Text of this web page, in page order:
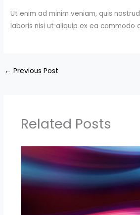
Ut enim ad minim veniam, quis
laboris nisi ut aliquip ex ea commodo
← Previous Post
Related Posts